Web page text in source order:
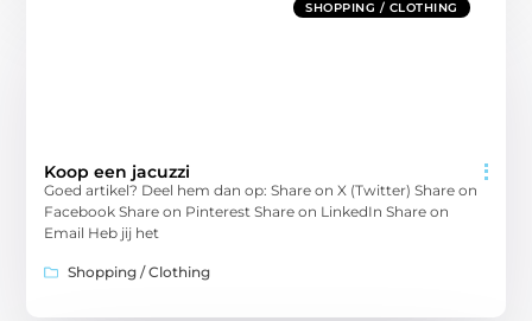
SHOPPING / CLOTHING
Koop een jacuzzi
Goed artikel? Deel hem dan op: Share on X (Twitter) Share on
Facebook Share on Pinterest Share on LinkedIn Share on
Email Heb jij het
Shopping / Clothing